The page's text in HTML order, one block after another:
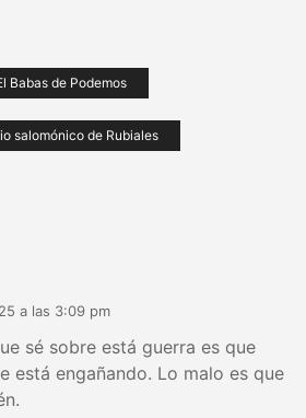
Babas de Podemos
salomónico de Rubiales
a las 3:09 pm
sé sobre está guerra es que
está engañando. Lo malo es que